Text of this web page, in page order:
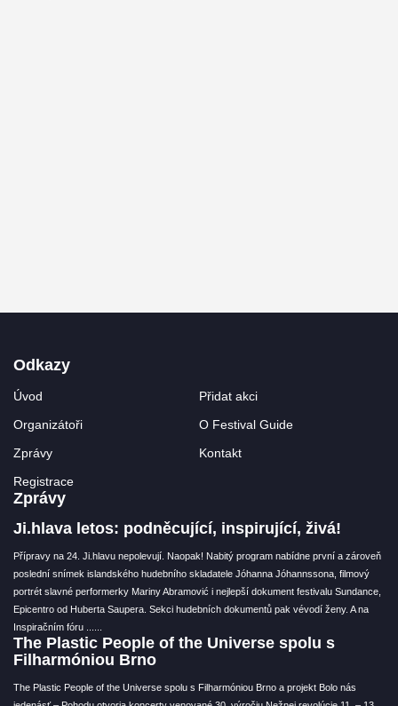
Odkazy
Úvod
Přidat akci
Organizátoři
O Festival Guide
Zprávy
Kontakt
Registrace
Zprávy
Ji.hlava letos: podněcující, inspirující, živá!
Přípravy na 24. Ji.hlavu nepolevují. Naopak! Nabitý program nabídne první a zároveň
poslední snímek islandského hudebního skladatele Jóhanna Jóhannssona, filmový
portrét slavné performerky Mariny Abramović i nejlepší dokument festivalu Sundance,
Epicentro od Huberta Saupera. Sekci hudebních dokumentů pak vévodí ženy. A na
Inspiračním fóru ...
The Plastic People of the Universe spolu s
Filharmóniou Brno
The Plastic People of the Universe spolu s Filharmóniou Brno a projekt Bolo nás